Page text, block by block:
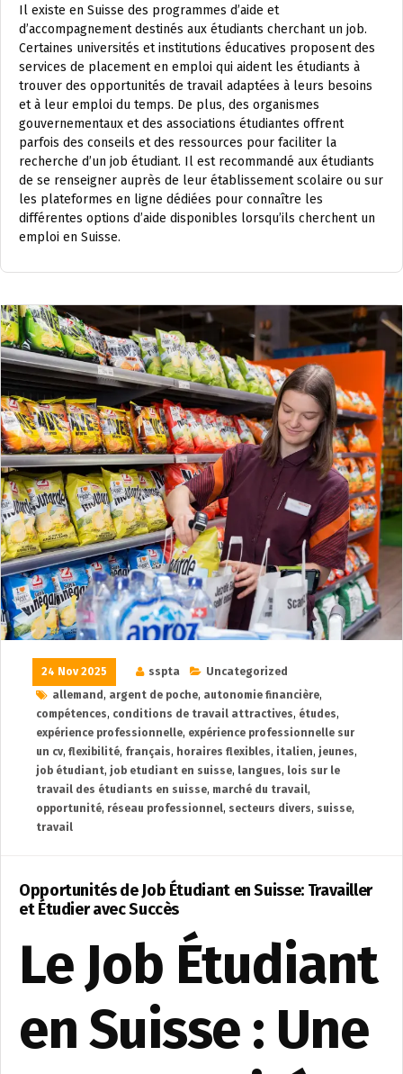
Il existe en Suisse des programmes d’aide et
d’accompagnement destinés aux étudiants cherchant un job.
Certaines universités et institutions éducatives proposent des
services de placement en emploi qui aident les étudiants à
trouver des opportunités de travail adaptées à leurs besoins
et à leur emploi du temps. De plus, des organismes
gouvernementaux et des associations étudiantes offrent
parfois des conseils et des ressources pour faciliter la
recherche d’un job étudiant. Il est recommandé aux étudiants
de se renseigner auprès de leur établissement scolaire ou sur
les plateformes en ligne dédiées pour connaître les
différentes options d’aide disponibles lorsqu’ils cherchent un
emploi en Suisse.
24 Nov 2025 sspta
Uncategorized
allemand, argent de poche, autonomie financière,
compétences, conditions de travail attractives, études,
expérience professionnelle, expérience professionnelle sur
un cv, flexibilité, français, horaires flexibles, italien, jeunes,
job étudiant, job etudiant en suisse, langues, lois sur le
travail des étudiants en suisse, marché du travail,
opportunité, réseau professionnel, secteurs divers, suisse,
travail
Opportunités de Job Étudiant en Suisse: Travailler
et Étudier avec Succès
Le Job Étudiant
en Suisse : Une